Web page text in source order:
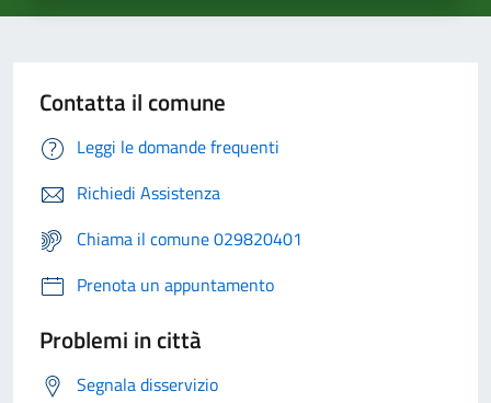
Contatta il comune
Leggi le domande frequenti
Richiedi Assistenza
Chiama il comune 029820401
Prenota un appuntamento
Problemi in città
Segnala disservizio